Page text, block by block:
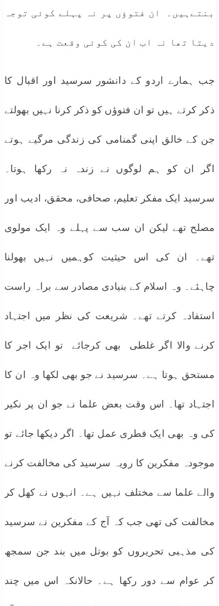
بنتےہیں۔ ان فتوؤں پر نہ پہلے کوئی توجہ
دیتا تھا نہ اب ان کی کوئی وقعت ہے۔
جب ہمارے اردو کے دانشور سرسید اور اقبال کا
ذکر کرتے ہیں تو ان فتوؤں کو ذکر کرنا نہیں بھولتے
جن کے خالق اپنی گمنامی کی زندگی مرگیے ہوتے
اگر ان کو ہم لوگوں نے زندہ نہ رکھا ہوتا۔
سرسید ایک مفکر تعلیم، صحافی، محقق، ادیب اور
مصلح تھے لیکن ان سب سے پہلے وہ ایک مولوی
تھے۔ ان کی اس حیثیت کوہمیں نہیں بھولنا
چاہئے۔ وہ اسلام کے بنیادی مصادر سے براہ راست
استفادہ کرتے تھے۔ شریعت کی نظر میں اجتہاد
کرنے والا اگر غلطی بھی کرجائے تو ایک اجر کا
مستحق ہوتا ہے۔ سرسید نے جو بھی لکھا وہ ان کا
اجتہاد تھا۔ اس وقت بعض علما نے جو ان پر نکیر
کی وہ بھی ایک فطری عمل تھا۔ اگر دیکھا جائے تو
موجودہ مفکرین کا رویہ سرسید کی مخالفت کرنے
والے علما سے مختلف نہیں ہے۔ انہوں نے کھل کر
مخالفت کی تھی جب کہ آج کے مفکرین نے سرسید
کی مذہبی تحریروں کو بوتل میں بند جن سمجھ
کر عوام سے دور رکھا ہے۔ حالانکہ اس میں چند